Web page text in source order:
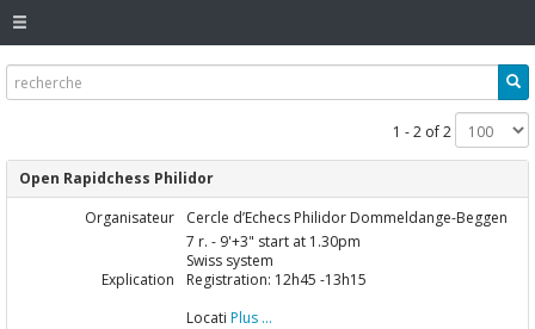
1 - 2 of 2
Open Rapidchess Philidor
Organisateur
Cercle d’Echecs Philidor Dommeldange-Beggen
Explication
7 r. - 9'+3" start at 1.30pm
Swiss system
Registration: 12h45 -13h15
Locati Plus ...